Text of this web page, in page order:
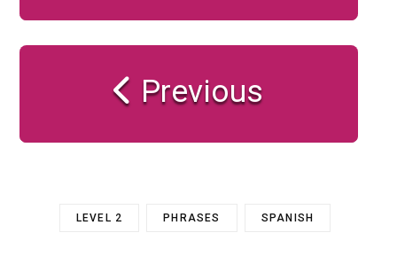
Previous
LEVEL 2 PHRASES SPANISH